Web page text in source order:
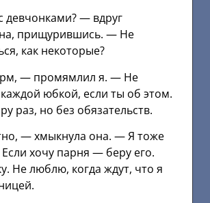
девчонками? — вдруг
прищурившись. — Не
как некоторые?
— промямлил я. — Не
юбкой, если ты об этом.
раз, но без обязательств.
— хмыкнула она. — Я тоже
Если хочу парня — беру его.
Не люблю, когда ждут, что я